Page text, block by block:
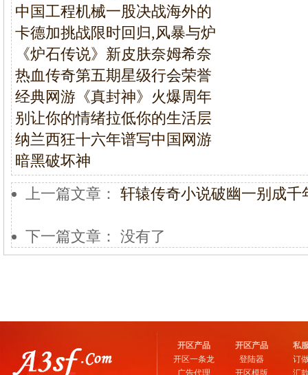
中国工程机械一股决战海外的
卡德加挑战限时回归,风暴与炉
《炉石传说》新皮肤奈姆希奈
热血传奇第五期星级行会荣誉
经典网游《真封神》火爆周年
别让你的情绪拉低你的生活层
纳兰西狂十六年谱写中国网游
暗黑破坏神
上一篇文章： 轩辕传奇小说破幽一别成千
下一篇文章： 没有了
开区产品
开区一条龙
广告代理
开区产品
登陆器
开区模版
私
订
汇